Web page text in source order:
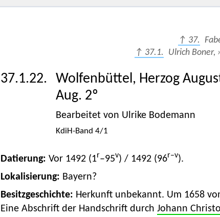
↑ 37.
↑ 37.1. Ulrich Boner,
37.1.22.
Wolfenbüttel, Herzog
Aug. 2º
Bearbeitet von Ulrike Bodemann
KdiH-Band 4/1
Datierung: Vor 1492 (1r–95v) / 1492 (96r–v).
Lokalisierung: Bayern?
Besitzgeschichte: Herkunft unbekannt. Um 1658
Eine Abschrift der Handschrift durch Johann